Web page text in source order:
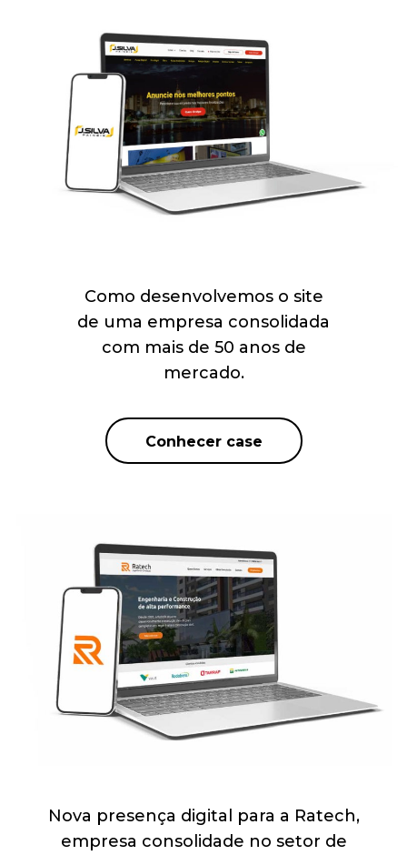
Como desenvolvemos o site
de uma empresa consolidada
com mais de 50 anos de
mercado.
Conhecer case
Nova presença digital para a Ratech,
empresa consolidade no setor de